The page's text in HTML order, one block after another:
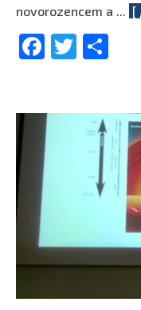
novorozencem a ... [
Facebook